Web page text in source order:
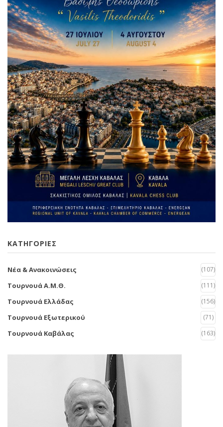
KΑΤΗΓΟΡΙΕΣ
Νέα & Ανακοινώσεις (107)
Τουρνουά Α.Μ.Θ. (111)
Τουρνουά Ελλάδας (156)
Τουρνουά Εξωτερικού (71)
Τουρνουά Καβάλας (163)